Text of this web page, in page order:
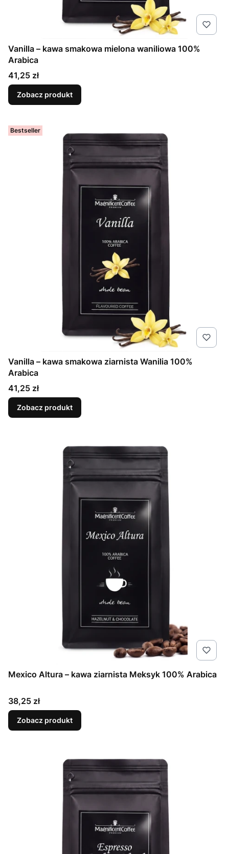
Vanilla – kawa smakowa mielona waniliowa 100%
Arabica
Cena
41,25 zł
Zobacz produkt
Bestseller
Vanilla – kawa smakowa ziarnista Wanilia 100%
Arabica
Cena
41,25 zł
Zobacz produkt
Mexico Altura – kawa ziarnista Meksyk 100% Arabica
Cena
38,25 zł
Zobacz produkt